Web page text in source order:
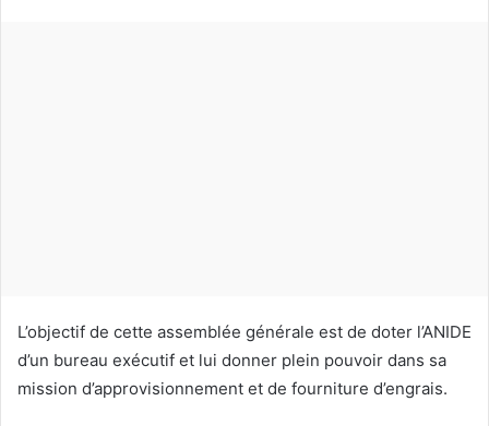
e
l
L’objectif de cette assemblée générale est de doter l’ANIDE
d’un bureau exécutif et lui donner plein pouvoir dans sa
mission d’approvisionnement et de fourniture d’engrais.